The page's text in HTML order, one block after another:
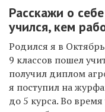
Расскажи о
учился, кем
Родился я в
9 классов пошел
получил диплом
я поступил на
до 5 курса. Во